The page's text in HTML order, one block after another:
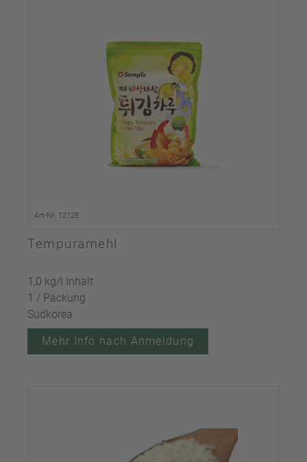
Art-Nr. 12128
Tempuramehl
1,0 kg/l Inhalt
1 / Packung
Südkorea
Mehr Info nach Anmeldung